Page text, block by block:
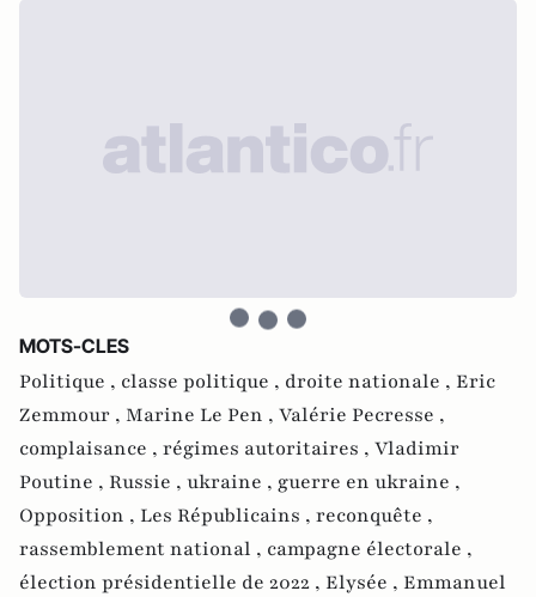
MOTS-CLES
Politique , classe politique , droite nationale , Eric
Zemmour , Marine Le Pen , Valérie Pecresse ,
complaisance , régimes autoritaires , Vladimir
Poutine , Russie , ukraine , guerre en ukraine ,
Opposition , Les Républicains , reconquête ,
rassemblement national , campagne électorale ,
élection présidentielle de 2022 , Elysée , Emmanuel